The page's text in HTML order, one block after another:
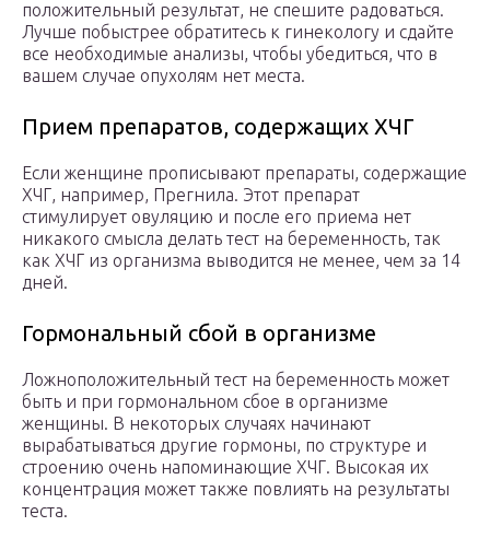
положительный результат, не спешите радоваться.
Лучше побыстрее обратитесь к гинекологу и сдайте
все необходимые анализы, чтобы убедиться, что в
вашем случае опухолям нет места.
Прием препаратов, содержащих ХЧГ
Если женщине прописывают препараты, содержащие
ХЧГ, например, Прегнила. Этот препарат
стимулирует овуляцию и после его приема нет
никакого смысла делать тест на беременность, так
как ХЧГ из организма выводится не менее, чем за 14
дней.
Гормональный сбой в организме
Ложноположительный тест на беременность может
быть и при гормональном сбое в организме
женщины. В некоторых случаях начинают
вырабатываться другие гормоны, по структуре и
строению очень напоминающие ХЧГ. Высокая их
концентрация может также повлиять на результаты
теста.